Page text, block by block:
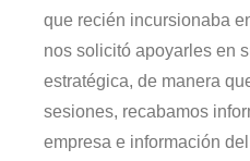
que recién incursionaba
nos solicitó apoyarles en
estratégica, de manera
sesiones, recabamos
empresa e información